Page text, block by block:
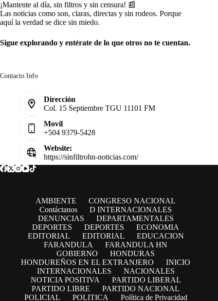
¡Mantente al día, sin filtros y sin censura! 📰
Las noticias como son, claras, directas y sin rodeos. Porque
aquí la verdad se dice sin miedo.
Sigue explorando y entérate de lo que otros no te cuentan.
Contacto Info
Dirección
Col. 15 Septiembre TGU 11101 FM
Movil
+504 9379-5428
Website:
https://sinfiltrohn-noticias.com/
AMBIENTE
CONGRESO NACIONAL
Contáctanos
D INTERNACIONALES
DENUNCIAS
DEPARTAMENTALES
DEPORTES
DEPORTES
ECONOMIA
EDITORIAL
EDITORIAL
EDUCACION
FARANDULA
FARANDULA HN
GOBIERNO
HONDURAS
HONDUREÑOS EN EL EXTRANJERO
INICIO
INTERNACIONALES
NACIONALES
NOTICIA POSITIVA
PARTIDO LIBERAL
PARTIDO LIBRE
PARTIDO NACIONAL
POLICIAL
POLITICA Política de Privacidad